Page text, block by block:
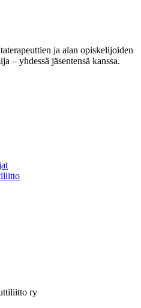
ja alan opiskelijoiden
– yhdessä jäsentensä kanssa.
ry